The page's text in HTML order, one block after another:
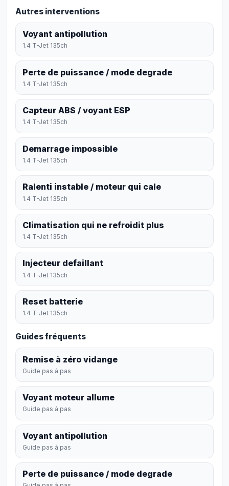
Autres interventions
Voyant antipollution
1.4 T-Jet 135ch
Perte de puissance / mode degrade
1.4 T-Jet 135ch
Capteur ABS / voyant ESP
1.4 T-Jet 135ch
Demarrage impossible
1.4 T-Jet 135ch
Ralenti instable / moteur qui cale
1.4 T-Jet 135ch
Climatisation qui ne refroidit plus
1.4 T-Jet 135ch
Injecteur defaillant
1.4 T-Jet 135ch
Reset batterie
1.4 T-Jet 135ch
Guides fréquents
Remise à zéro vidange
Guide pas à pas
Voyant moteur allume
Guide pas à pas
Voyant antipollution
Guide pas à pas
Perte de puissance / mode degrade